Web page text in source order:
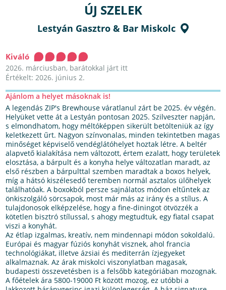
ÚJ SZELEK
Lestyán Gasztro & Bar Miskolc
Kiváló
2026. márciusban, barátokkal járt itt
Értékelt: 2026. június 2.
Ajánlom a helyet másoknak is!
A legendás ZIP's Brewhouse váratlanul zárt be 2025. év végén.
Helyüket vette át a Lestyán pontosan 2025. Szilveszter napján,
s elmondhatom, hogy méltóképpen sikerült betölteniük az így
keletkezett űrt. Nagyon színvonalas, minden tekintetben magas
minőséget képviselő vendéglátóhelyet hoztak létre. A beltér
alapvető kialakítása nem változott, értem ezalatt, hogy területek
elosztása, a bárpult és a konyha helye változatlan maradt, az
első részben a bárpulttal szemben maradtak a boxos helyek,
míg a hátsó kiszélesedő teremben normál asztalos ülőhelyek
találhatóak. A boxokból persze sajnálatos módon eltűntek az
önkiszolgáló sörcsapok, most már más az irány és a stílus. A
tulajdonosok elképzelése, hogy a fine-diningot ötvözzék a
kötetlen bisztró stílussal, s ahogy megtudtuk, egy fiatal csapat
viszi a konyhát.
Az étlap izgalmas, kreatív, nem mindennapi módon sokoldalú.
Európai és magyar fúziós konyhát visznek, ahol francia
technológiákat, illetve ázsiai és mediterrán ízjegyeket
alkalmaznak. Az árak miskolci viszonylatban magasak,
budapesti összevetésben is a felsőbb kategóriában mozognak.
A főételek ára 5800-19000 Ft között mozog, ez utóbbi a